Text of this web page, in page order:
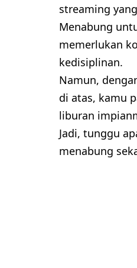
streaming
Menabung
memerlukan
kedisiplinan.
Namun,
di atas, kamu
liburan
Jadi, tunggu
menabung